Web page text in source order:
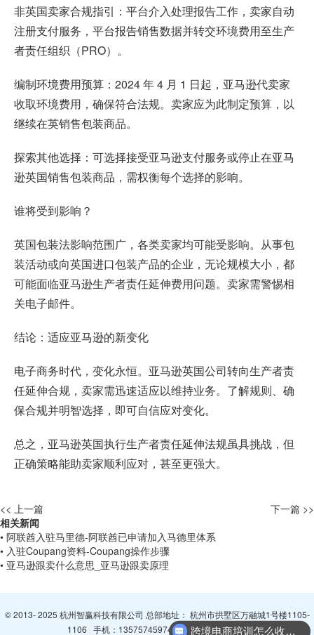
非英国卖家合规指引：平台介入处理报告工作，卖家自动
注册支付服务，平台报告销售数据并转交环境费用至生产
者责任组织（PRO）。
编制环境费用预算：2024 年 4 月 1 日起，亚马逊代卖家
收取环境费用，确保符合法规。卖家应为此制定预算，以
继续在英销售包装商品。
探索其他选择：可选择接受亚马逊支付服务或停止在亚马
逊英国销售包装商品，需权衡每个选择的影响。
谁将受到影响？
英国包装法影响范围广，各类卖家均可能受影响。从事包
装活动或向英国进口包装产品的企业，无论规模大小，都
可能面临亚马逊生产者责任延伸费用问题。卖家需警惕相
关电子邮件。
结论：适应亚马逊的新变化
电子商务时代，变化永恒。亚马逊英国公司转向生产者责
任延伸合规，卖家需迅速适应以维持业务。了解规则、确
保合规并明智选择，即可自信应对变化。
总之，亚马逊英国执行生产者责任延伸法规虽具挑战，但
正确策略能助卖家顺利应对，甚至更强大。
<< 上一篇
下一篇 >>
相关新闻
• 阿联酋入驻马里德-阿联酋已申请加入马德里体系
• 入驻Coupang资料-Coupang操作步骤
• 亚马逊跟卖什么意思_亚马逊跟卖原理
© 2013- 2025 杭州智赢科技有限公司 总部地址： 杭州市拱墅区万融城1号楼1105-
1106 手机： 13575745974QQ：3065094296 跨境电商培训怎么收费？